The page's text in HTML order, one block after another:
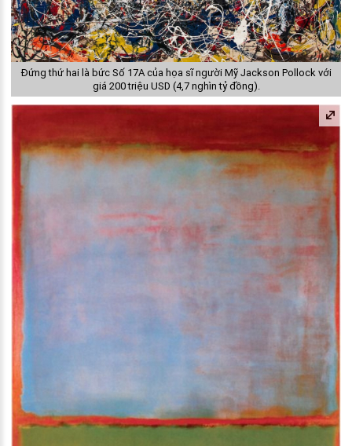
Đứng thứ hai là bức Số 17A của họa sĩ người Mỹ Jackson Pollock với
giá 200 triệu USD (4,7 nghìn tỷ đồng).